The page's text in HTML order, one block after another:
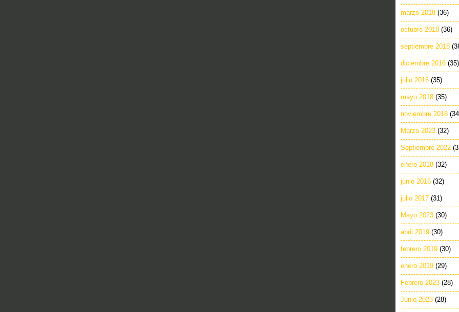
marzo 2018 (36)
octubre 2018 (36)
septiembre 2018
diciembre 2016 (35)
julio 2016 (35)
mayo 2018 (35)
noviembre 2018
Marzo 2023 (32)
Septiembre 2022
enero 2018 (32)
junio 2016 (32)
julio 2017 (31)
Mayo 2023 (30)
abril 2019 (30)
febrero 2019 (30)
enero 2019 (29)
Febrero 2023 (28)
Junio 2023 (28)